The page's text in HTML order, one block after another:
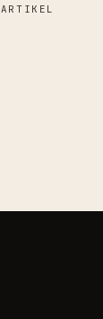
ARTIKEL